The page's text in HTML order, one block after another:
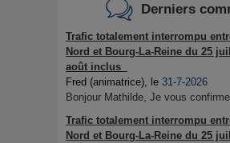
Derniers
Trafic totalement interrompu
Nord et Bourg-La-Reine du 25
août inclus
Fred (animatrice), le 31-7-2026
Bonjour Mathilde, Je vous
Trafic totalement interrompu
Nord et Bourg-La-Reine du 25